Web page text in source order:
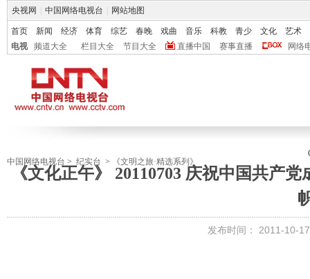
央视网 中国网络电视台 网站地图
首页 新闻 经济 体育 综艺 春晚 戏曲 音乐 科教 青少 文化
艺术
电视
频道大全 栏目大全 节目大全 直播中国 赛事直播 网络
中国网络电视台 > 纪实台 > 《文明之旅·精选系列》
《文化正午》 20110703 庆祝中国共产
发布时间： 2011-10-